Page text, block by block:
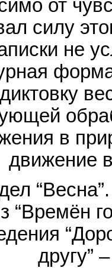
от
силу
не
в
движение
“Времён
другу”